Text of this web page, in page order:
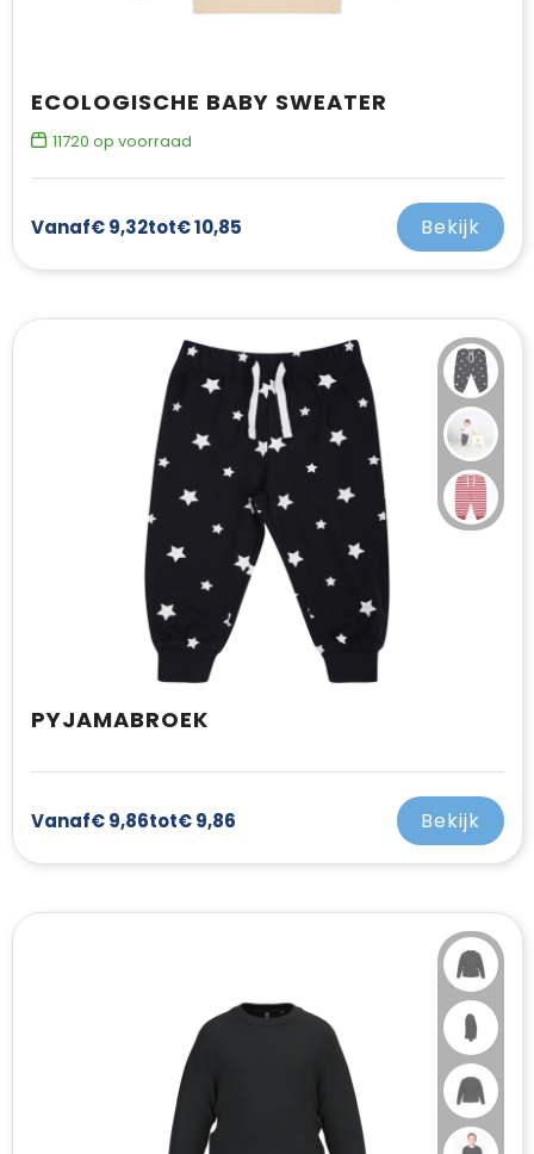
ECOLOGISCHE BABY SWEATER
11720 op voorraad
Vanaf€ 9,32tot€ 10,85 Bekijk
PYJAMABROEK
Vanaf€ 9,86tot€ 9,86 Bekijk